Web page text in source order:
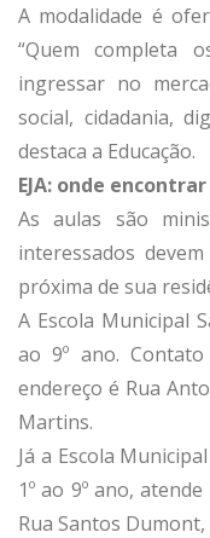
A modalidade é
“Quem completa
ingressar no
social, cidadania,
destaca a Educação.
EJA: onde encontrar
As aulas são
interessados
próxima de sua
A Escola Municipal
ao 9º ano.
endereço é Rua
Martins.
Já a Escola
1º ao 9º ano,
Rua Santos Dumont,